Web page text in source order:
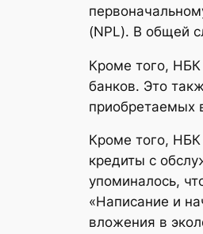
(NPL). В общей
Кроме того,
банков. Это
приобретаемых
Кроме того,
кредиты с
упоминалось,
«Написание и
вложения в